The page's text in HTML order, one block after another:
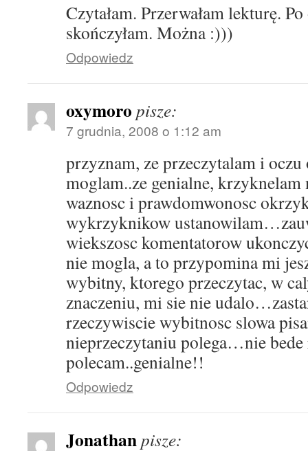
Czytałam. Przerwałam lekturę.
skończyłam. Można :)))
Odpowiedz
oxymoro pisze:
7 grudnia, 2008 o 1:12 am
przyznam, ze przeczytalam i oczu
moglam..ze genialne,
waznosc i prawdomwonosc
wykrzyknikow
wiekszosc komentatorow
nie mogla, a to przypomina mi
wybitny, ktorego przeczytac, w
znaczeniu, mi sie nie
rzeczywiscie wybitnosc slowa
nieprzeczytaniu polega…nie
polecam..genialne!!
Odpowiedz
Jonathanpisze: